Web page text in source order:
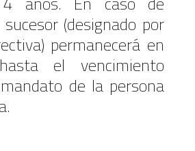
(designado por
permanecerá en
el vencimiento
de la persona